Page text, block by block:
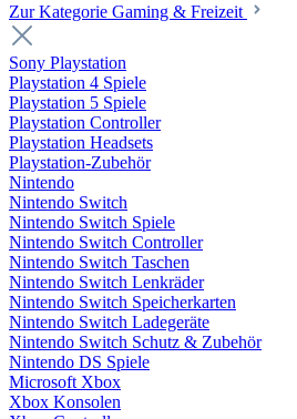
Zur Kategorie Gaming & Freizeit
Sony Playstation
Playstation 4 Spiele
Playstation 5 Spiele
Playstation Controller
Playstation Headsets
Playstation-Zubehör
Nintendo
Nintendo Switch
Nintendo Switch Spiele
Nintendo Switch Controller
Nintendo Switch Taschen
Nintendo Switch Lenkräder
Nintendo Switch Speicherkarten
Nintendo Switch Ladegeräte
Nintendo Switch Schutz & Zubehör
Nintendo DS Spiele
Microsoft Xbox
Xbox Konsolen